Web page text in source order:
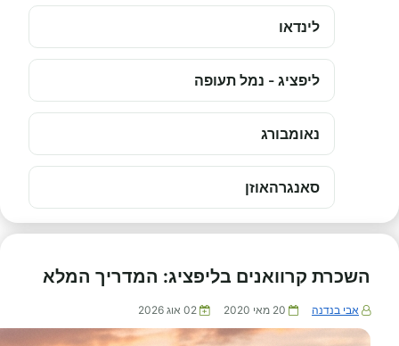
לינדאו
ליפציג - נמל תעופה
נאומבורג
סאנגרהאוזן
השכרת קרוואנים בליפציג: המדריך המלא
אבי בנדנה 20 מאי 2020 02 אוג 2026